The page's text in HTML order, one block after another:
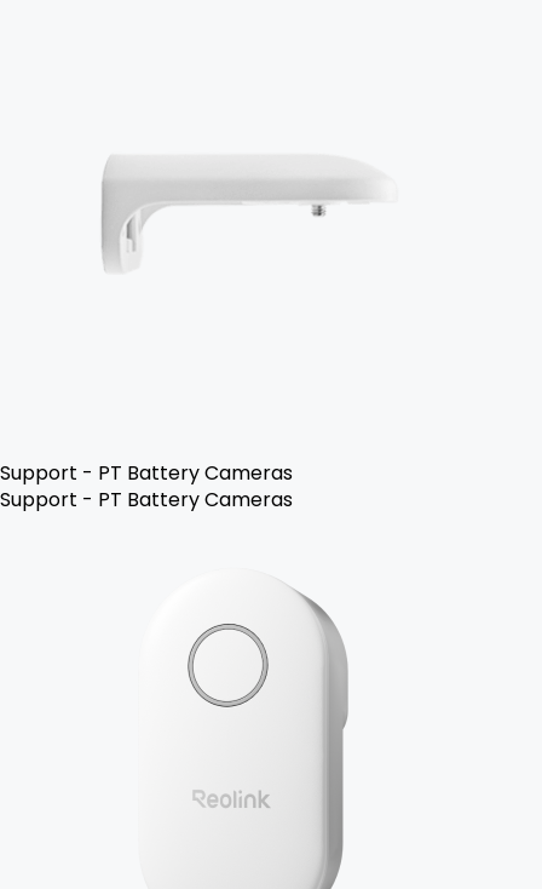
Support - PT Battery Cameras
Support - PT Battery Cameras